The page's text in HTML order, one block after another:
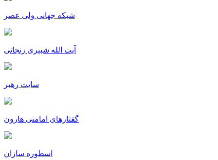
شبکه جهانی ولی عصر
آیت الله شبیری زنجانی
سایت رهبر
گفتارهای امامتی هارون
اسطوره سازان